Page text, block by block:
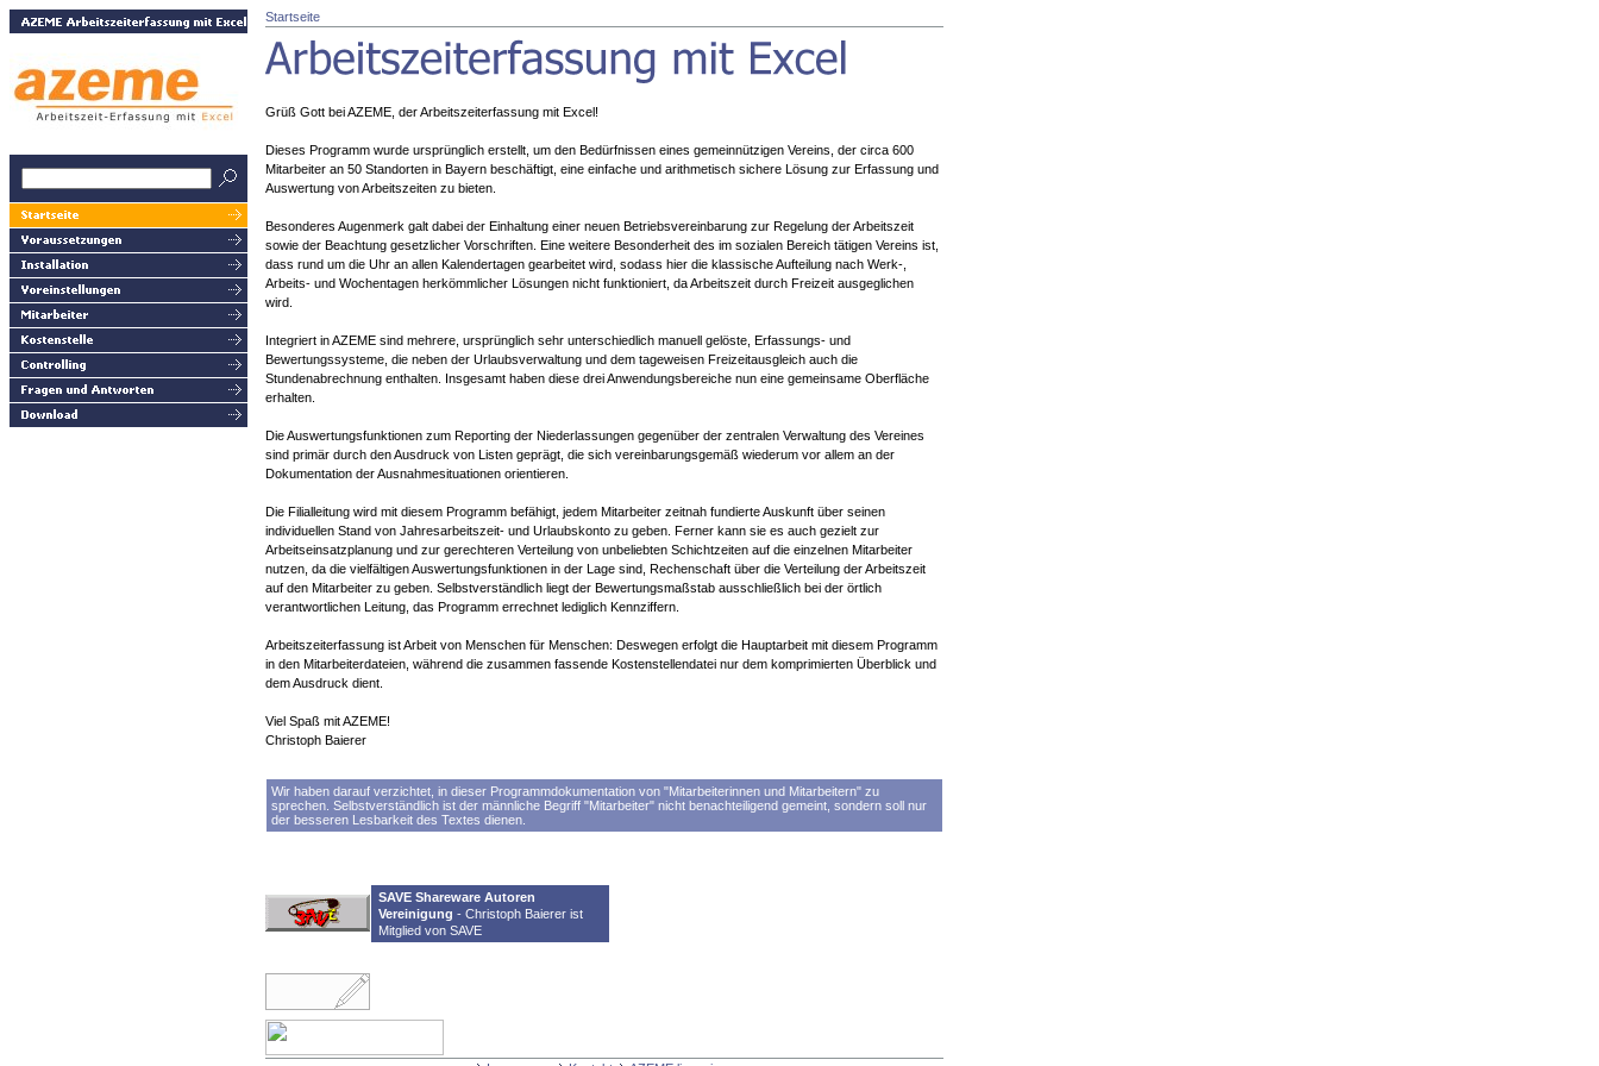
Startseite
Grüß Gott bei AZEME, der Arbeitszeiterfassung mit Excel!
Dieses Programm wurde ursprünglich erstellt, um den Bedürfnissen eines gemeinnützigen Vereins, der circa 600
Mitarbeiter an 50 Standorten in Bayern beschäftigt, eine einfache und arithmetisch sichere Lösung zur Erfassung und
Auswertung von Arbeitszeiten zu bieten.
Besonderes Augenmerk galt dabei der Einhaltung einer neuen Betriebsvereinbarung zur Regelung der Arbeitszeit
sowie der Beachtung gesetzlicher Vorschriften. Eine weitere Besonderheit des im sozialen Bereich tätigen Vereins ist,
dass rund um die Uhr an allen Kalendertagen gearbeitet wird, sodass hier die klassische Aufteilung nach Werk-,
Arbeits- und Wochentagen herkömmlicher Lösungen nicht funktioniert, da Arbeitszeit durch Freizeit ausgeglichen
wird.
Integriert in AZEME sind mehrere, ursprünglich sehr unterschiedlich manuell gelöste, Erfassungs- und
Bewertungssysteme, die neben der Urlaubsverwaltung und dem tageweisen Freizeitausgleich auch die
Stundenabrechnung enthalten. Insgesamt haben diese drei Anwendungsbereiche nun eine gemeinsame Oberfläche
erhalten.
Die Auswertungsfunktionen zum Reporting der Niederlassungen gegenüber der zentralen Verwaltung des Vereines
sind primär durch den Ausdruck von Listen geprägt, die sich vereinbarungsgemäß wiederum vor allem an der
Dokumentation der Ausnahmesituationen orientieren.
Die Filialleitung wird mit diesem Programm befähigt, jedem Mitarbeiter zeitnah fundierte Auskunft über seinen
individuellen Stand von Jahresarbeitszeit- und Urlaubskonto zu geben. Ferner kann sie es auch gezielt zur
Arbeitseinsatzplanung und zur gerechteren Verteilung von unbeliebten Schichtzeiten auf die einzelnen Mitarbeiter
nutzen, da die vielfältigen Auswertungsfunktionen in der Lage sind, Rechenschaft über die Verteilung der Arbeitszeit
auf den Mitarbeiter zu geben. Selbstverständlich liegt der Bewertungsmaßstab ausschließlich bei der örtlich
verantwortlichen Leitung, das Programm errechnet lediglich Kennziffern.
Arbeitszeiterfassung ist Arbeit von Menschen für Menschen: Deswegen erfolgt die Hauptarbeit mit diesem Programm
in den Mitarbeiterdateien, während die zusammen fassende Kostenstellendatei nur dem komprimierten Überblick und
dem Ausdruck dient.
Viel Spaß mit AZEME!
Christoph Baierer
Wir haben darauf verzichtet, in dieser Programmdokumentation von "Mitarbeiterinnen und Mitarbeitern" zu
sprechen. Selbstverständlich ist der männliche Begriff "Mitarbeiter" nicht benachteiligend gemeint, sondern soll nur
der besseren Lesbarkeit des Textes dienen.
SAVE Shareware Autoren
Vereinigung - Christoph Baierer ist
Mitglied von SAVE